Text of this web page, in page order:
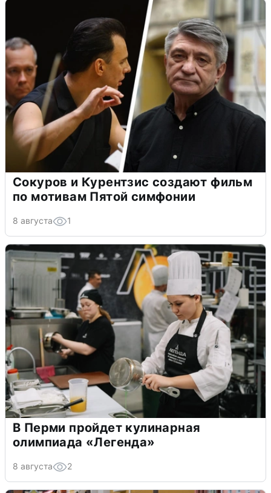
Сокуров и Курентзис создают фильм
по мотивам Пятой симфонии
8 августа 1
В Перми пройдет кулинарная
олимпиада «Легенда»
8 августа 2